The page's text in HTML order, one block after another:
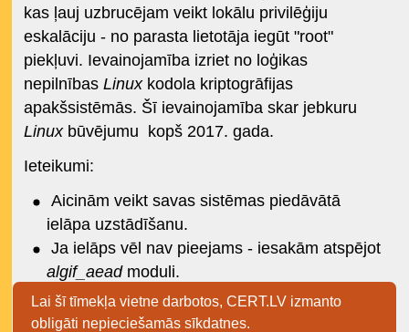
Lai šī tīmekļa vietne darbotos, CERT.LV izmanto
obligāti nepieciešamās sīkdatnes.
kas ļauj uzbrucējam veikt lokālu privilēģiju
eskalāciju - no parasta lietotāja iegūt "root"
piekļuvi. Ievainojamība izriet no loģikas
nepilnības Linuxkodola kriptogrāfijas
apakšsistēmās. Šī ievainojamība skar jebkuru
Linuxbūvējumu kopš 2017. gada.
Ieteikumi:
Aicinām veikt savas sistēmas piedāvātā
ielāpa uzstādīšanu.
Ja ielāps vēl nav pieejams - iesakām atspējot
algif_aead moduli.
Komandrindas piemērs: